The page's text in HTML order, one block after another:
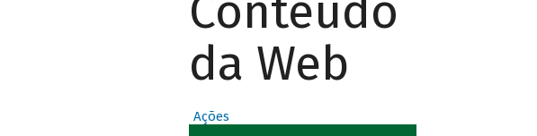
Conteúdo
da Web
Ações